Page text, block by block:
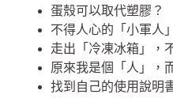
蛋殼可以取代塑膠？
不得人心的「小軍人
走出「冷凍冰箱」，
原來我是個「人」，
找到自己的使用說明